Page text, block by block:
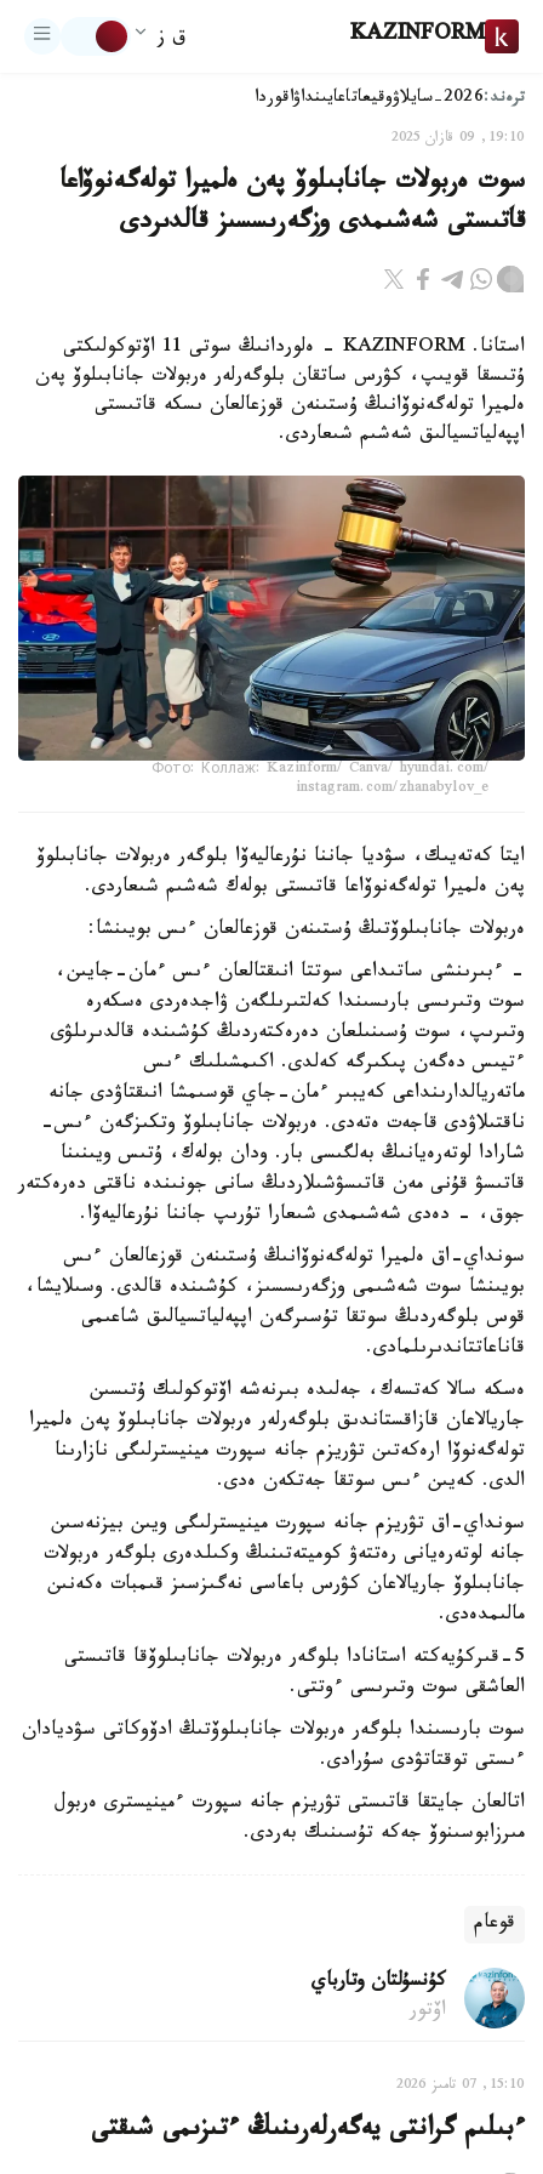
KAZINFORM ق ز
ترەند:2026-سايلاۋ وقيعاتاعايىنداۋاقوردا
19:10, 09 قازان 2025
سوت ەربولات جانابىلوۆ پەن ەلميرا تولەگەنوۆاعا
قاتىستى شەشىمدى وزگەرىسسىز قالدىردى
استانا. KAZINFORM - ەلوردانىڭ سوتى 11 اۆتوكولىكتى
ۇتىسقا قويىپ، كۋرس ساتقان بلوگەرلەر ەربولات جانابىلوۆ پەن
ەلميرا تولەگەنوۆانىڭ ۇستىنەن قوزعالعان ىسكە قاتىستى
اپپەلياتسيالىق شەشىم شىعاردى.
Фото: Коллаж: Kazinform/ Canva/ hyundai.com/
instagram.com/zhanabylov_e
ايتا كەتەيىك، سۋديا جاننا نۇرعاليەۆا بلوگەر ەربولات جانابىلوۆ
پەن ەلميرا تولەگەنوۆاعا قاتىستى بولەك شەشىم شىعاردى.
ەربولات جانابىلوۆتىڭ ۇستىنەن قوزعالعان ءىس بويىنشا:
- ءبىرىنشى ساتىداعى سوتتا انىقتالعان ءىس ءمان-جايىن،
سوت وتىرىسى بارىسىندا كەلتىرىلگەن ۋاجدەردى ەسكەرە
وتىرىپ، سوت ۇسىنىلعان دەرەكتەردىڭ كۇشىندە قالدىرىلۋى
ءتيىس دەگەن پىكىرگە كەلدى. اكىمشىلىك ءىس
ماتەريالدارىنداعى كەيبىر ءمان-جاي قوسىمشا انىقتاۋدى جانە
ناقتىلاۋدى قاجەت ەتەدى. ەربولات جانابىلوۆ وتكىزگەن ءىس-
شارادا لوتەرەيانىڭ بەلگىسى بار. ودان بولەك، ۇتىس ويىنىنا
قاتىسۋ قۇنى مەن قاتىسۋشىلاردىڭ سانى جونىندە ناقتى دەرەكتەر
جوق، - دەدى شەشىمدى شىعارا تۇرىپ جاننا نۇرعاليەۆا.
سونداي-اق ەلميرا تولەگەنوۆانىڭ ۇستىنەن قوزعالعان ءىس
بويىنشا سوت شەشىمى وزگەرىسسىز، كۇشىندە قالدى. وسىلايشا،
قوس بلوگەردىڭ سوتقا تۇسىرگەن اپپەلياتسيالىق شاعىمى
قاناعاتتاندىرىلمادى.
ەسكە سالا كەتسەك، جەلىدە بىرنەشە اۆتوكولىك ۇتىسىن
جاريالاعان قازاقستاندىق بلوگەرلەر ەربولات جانابىلوۆ پەن ەلميرا
تولەگەنوۆا ارەكەتىن تۋريزم جانە سپورت مينيسترلىگى نازارىنا
الدى. كەيىن ءىس سوتقا جەتكەن ەدى.
سونداي-اق تۋريزم جانە سپورت مينيسترلىگى ويىن بيزنەسىن
جانە لوتەرەيانى رەتتەۋ كوميتەتىنىڭ وكىلدەرى بلوگەر ەربولات
جانابىلوۆ جاريالاعان كۋرس باعاسى نەگىزسىز قىمبات ەكەنىن
مالىمدەدى.
5-قىركۇيەكتە استانادا بلوگەر ەربولات جانابىلوۆقا قاتىستى
العاشقى سوت وتىرىسى ءوتتى.
سوت بارىسىندا بلوگەر ەربولات جانابىلوۆتىڭ ادۆوكاتى سۋديادان
ءىستى توقتاتۋدى سۇرادى.
اتالعان جايتقا قاتىستى تۋريزم جانە سپورت ءمينيسترى ەربول
مىرزابوسىنوۆ جەكە تۇسىنىك بەردى.
قوعام
كۇنسۇلتان وتارباي
اۆتور
15:10, 07 تامىز 2026
ءبىلىم گرانتى يەگەرلەرىنىڭ ءتىزىمى شىقتى